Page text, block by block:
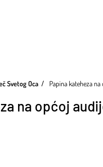
Svetog Oca Papina kateheza
na općoj